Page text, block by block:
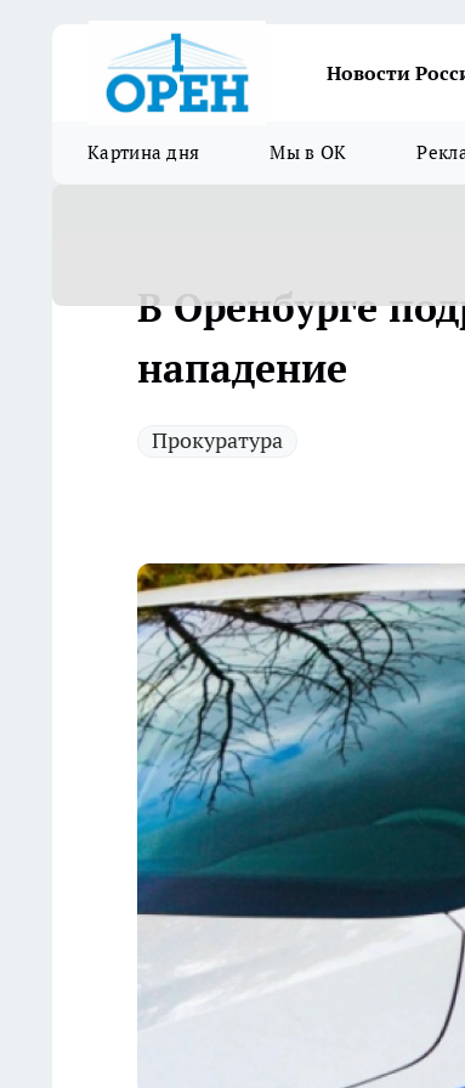
Новости
Картина дня Мы в ОК
В Оренбурге
нападение
Прокуратура